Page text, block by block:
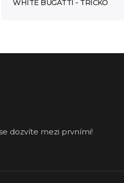
WHITE BUGATTI - TRIČKO
dozvíte mezi prvními!